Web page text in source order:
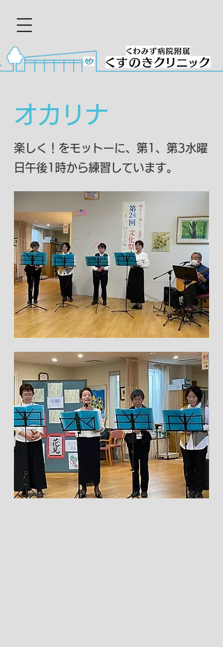
オカリナ
​楽しく！をモットーに、第1、第3水曜
日午後1時から練習しています。